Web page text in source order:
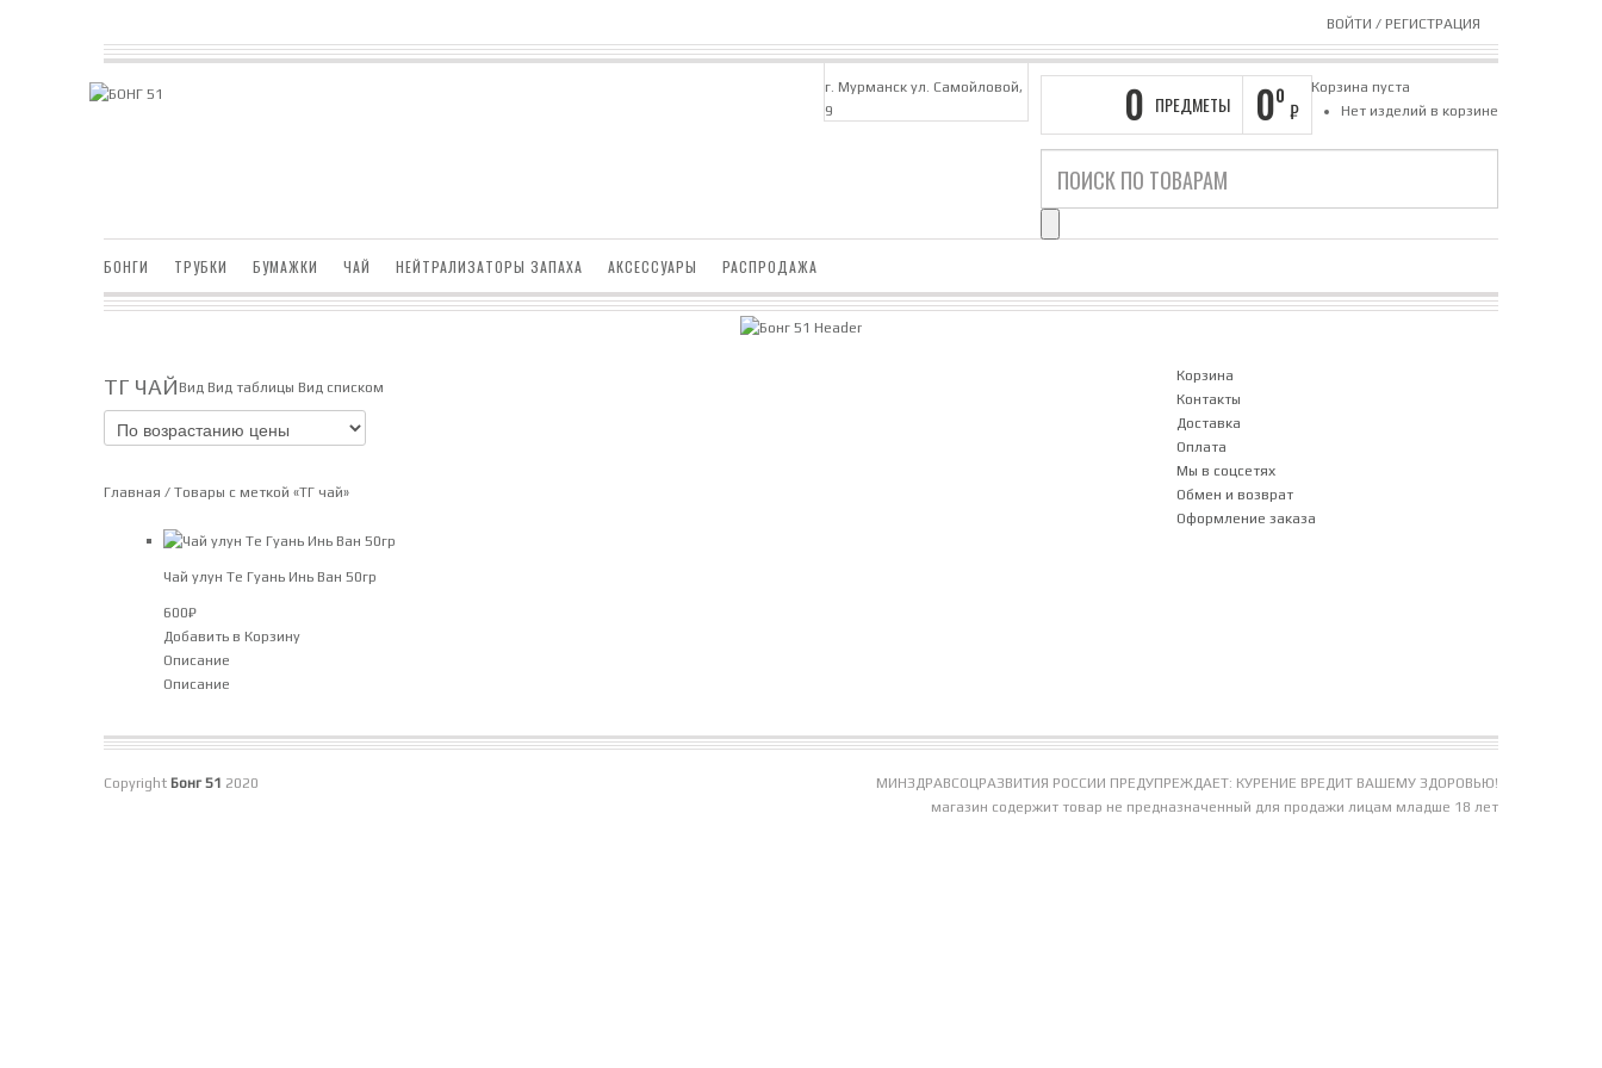
ВОЙТИ / РЕГИСТРАЦИЯ
0 ПРЕДМЕТЫ 00
₽
Корзина пуста
Нет изделий в корзине
г. Мурманск ул. Самойловой,
9
БОНГИ ТРУБКИ БУМАЖКИ ЧАЙ НЕЙТРАЛИЗАТОРЫ ЗАПАХА АКСЕССУАРЫ РАСПРОДАЖА
ТГ ЧАЙ Вид Вид таблицы Вид списком
Главная / Товары с меткой «ТГ чай»
Чай улун Те Гуань Инь Ван 50гр
600₽
Добавить в Корзину
Описание
Описание
Корзина
Контакты
Доставка
Оплата
Мы в соцсетях
Обмен и возврат
Оформление заказа
Copyright Бонг 51 2020
МИНЗДРАВСОЦРАЗВИТИЯ РОССИИ ПРЕДУПРЕЖДАЕТ: КУРЕНИЕ ВРЕДИТ ВАШЕМУ ЗДОРОВЬЮ!
магазин содержит товар не предназначенный для продажи лицам младше 18 лет